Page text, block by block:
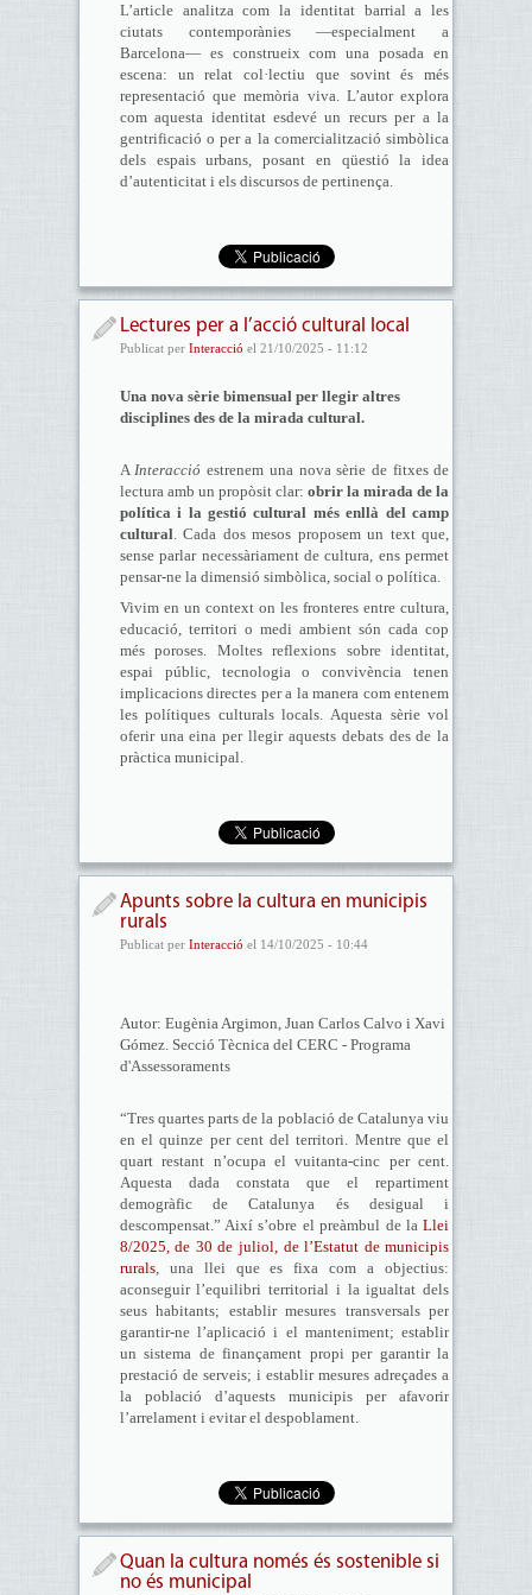
L’article analitza com la identitat barrial a les
ciutats contemporànies —especialment a
Barcelona— es construeix com una posada en
escena: un relat col·lectiu que sovint és més
representació que memòria viva. L’autor explora
com aquesta identitat esdevé un recurs per a la
gentrificació o per a la comercialització simbòlica
dels espais urbans, posant en qüestió la idea
d’autenticitat i els discursos de pertinença.
Lectures per a l’acció cultural local
Publicat per Interacció el 21/10/2025 - 11:12
Una nova sèrie bimensual per llegir altres
disciplines des de la mirada cultural.
AInteracció estrenem una nova sèrie de fitxes de
lectura amb un propòsit clar:obrir la mirada de la
política i la gestió cultural més enllà del camp
cultural. Cada dos mesos proposem un text que,
sense parlar necessàriament de cultura, ens permet
pensar-ne la dimensió simbòlica, social o política.
Vivim en un context on les fronteres entre cultura,
educació, territori o medi ambient són cada cop
més poroses. Moltes reflexions sobre identitat,
espai públic, tecnologia o convivència tenen
implicacions directes per a la manera com entenem
les polítiques culturals locals. Aquesta sèrie vol
oferir una eina per llegir aquests debats des de la
pràctica municipal.
Apunts sobre la cultura en municipis
rurals
Publicat per Interacció el 14/10/2025 - 10:44
Autor: Eugènia Argimon, Juan Carlos Calvo i Xavi
Gómez. Secció Tècnica del CERC - Programa
d'Assessoraments
“Tres quartes parts de la població de Catalunya viu
en el quinze per cent del territori. Mentre que el
quart restant n’ocupa el vuitanta-cinc per cent.
Aquesta dada constata que el repartiment
demogràfic de Catalunya és desigual i
descompensat.” Així s’obre el preàmbul de laLlei
8/2025, de 30 de juliol, de l’Estatut de municipis
rurals, una llei que es fixa com a objectius:
aconseguir l’equilibri territorial i la igualtat dels
seus habitants; establir mesures transversals per
garantir-ne l’aplicació i el manteniment; establir
un sistema de finançament propi per garantir la
prestació de serveis; i establir mesures adreçades a
la població d’aquests municipis per afavorir
l’arrelament i evitar el despoblament.
Quan la cultura només és sostenible si
no és municipal